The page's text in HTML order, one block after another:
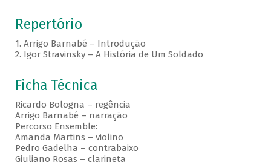
Repertório
1. Arrigo Barnabé – Introdução
2. Igor Stravinsky – A História de Um Soldado
Ficha Técnica
Ricardo Bologna – regência
Arrigo Barnabé – narração
Percorso Ensemble:
Amanda Martins – violino
Pedro Gadelha – contrabaixo
Giuliano Rosas – clarineta